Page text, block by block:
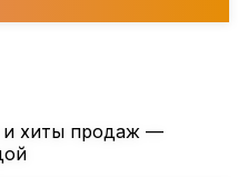
и хиты продаж —